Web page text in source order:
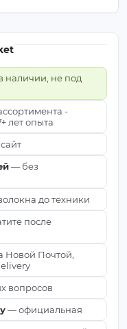
наличии, не под
-
лет опыта
— без
до техники
после
Новой Почтой,
вопросов
— официальная